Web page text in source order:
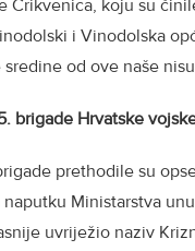
Crikvenica, koju su
i Vinodolska
od ove naše
brigade Hrvatske
prethodile su
naputku Ministarstva
uvriježio naziv